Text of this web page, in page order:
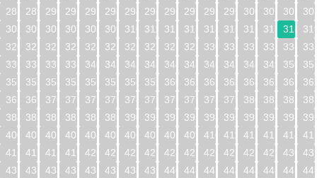
288
289 290 291 292 293 294 295 296 297 298 299 300 301 302
304
305 306 307 308 309 310 311 312 313 314 315 316 317 318
320
321 322 323 324 325 326 327 328 329 330 331 332 333 334
336
337 338 339 340 341 342 343 344 345 346 347 348 349 350
352
353 354 355 356 357 358 359 360 361 362 363 364 365 366
368
369 370 371 372 373 374 375 376 377 378 379 380 381 382
384
385 386 387 388 389 390 391 392 393 394 395 396 397 398
400
401 402 403 404 405 406 407 408 409 410 411 412 413 414
416
417 418 419 420 421 422 423 424 425 426 427 428 429 430
432
433 434 435 436 437 438 439 440 441 442 443 444 445 446